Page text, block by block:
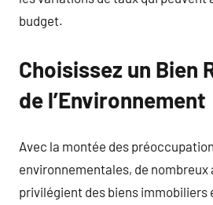
budget.
Choisissez un Bien
de l’Environnement
Avec la montée des
environnementales, de
privilégient des biens immobiliers